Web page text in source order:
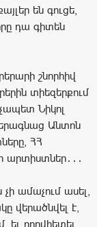
են գուցե,
դա գիտեն
շնորհիվ
տիեզերքում
Նիկոլ
Անտոն
ՀՀ
արտիստներ․․․
ամաչում ասել,
վերածնվել է,
եւ որովհետեւ